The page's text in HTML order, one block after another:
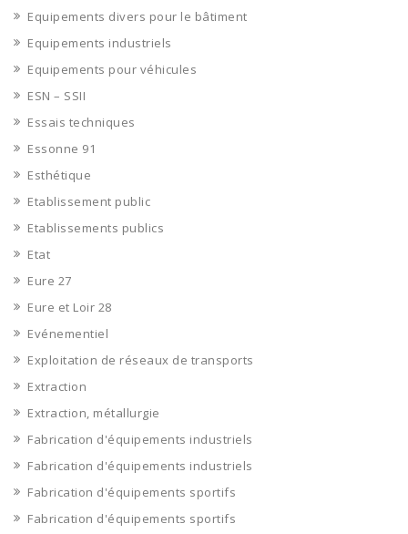
Equipements divers pour le bâtiment
Equipements industriels
Equipements pour véhicules
ESN – SSII
Essais techniques
Essonne 91
Esthétique
Etablissement public
Etablissements publics
Etat
Eure 27
Eure et Loir 28
Evénementiel
Exploitation de réseaux de transports
Extraction
Extraction, métallurgie
Fabrication d'équipements industriels
Fabrication d'équipements industriels
Fabrication d'équipements sportifs
Fabrication d'équipements sportifs